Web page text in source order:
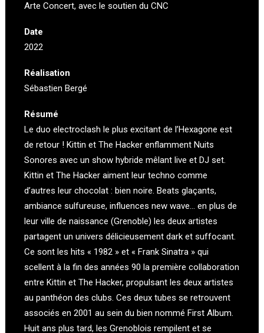
Arte Concert, avec le soutien du CNC
Date
2022
Réalisation
Sébastien Bergé
Résumé
Le duo electroclash le plus excitant de l’Hexagone est
de retour ! Kittin et The Hacker enflamment Nuits
Sonores avec un show hybride mêlant live et DJ set.
Kittin et The Hacker aiment leur techno comme
d’autres leur chocolat : bien noire. Beats glaçants,
ambiance sulfureuse, influences new wave… en plus de
leur ville de naissance (Grenoble) les deux artistes
partagent un univers délicieusement dark et suffocant.
Ce sont les hits « 1982 » et « Frank Sinatra » qui
scellent à la fin des années 90 la première collaboration
entre Kittin et The Hacker, propulsant les deux artistes
au panthéon des clubs. Ces deux tubes se retrouvent
associés en 2001 au sein du bien nommé First Album.
Huit ans plus tard, les Grenoblois rempilent et se